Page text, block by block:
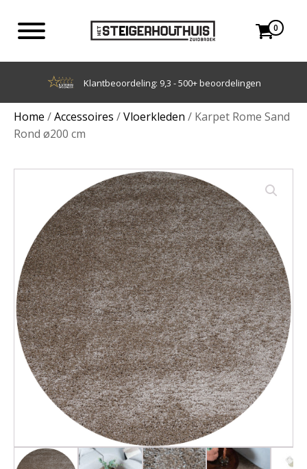
0
Achteraf betalen met Klarna
Home /Accessoires /Vloerkleden / Karpet Rome Sand
Rond ø200 cm